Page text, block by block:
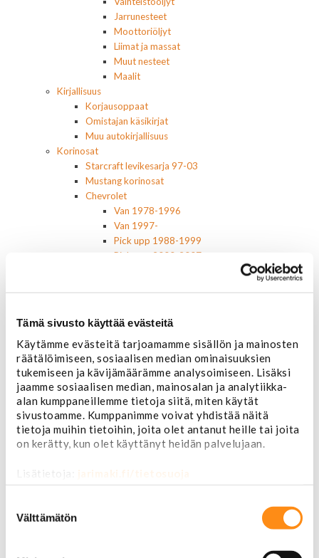
Tämä sivusto käyttää evästeitä
Käytämme evästeitä tarjoamamme sisällön ja mainosten
räätälöimiseen, sosiaalisen median ominaisuuksien
tukemiseen ja kävijämäärämme analysoimiseen. Lisäksi
jaamme sosiaalisen median, mainosalan ja analytiikka-
alan kumppaneillemme tietoja siitä, miten käytät
sivustoamme. Kumppanimme voivat yhdistää näitä
tietoja muihin tietoihin, joita olet antanut heille tai joita
on kerätty, kun olet käyttänyt heidän palvelujaan.
Lisätietoja: jarimaki.fi/tietosuoja
valinta
Välttämätön
Jarrunesteet
Moottoriöljyt
Liimat ja massat
Muut nesteet
Maalit
Kirjallisuus
Korjausoppaat
Omistajan käsikirjat
Muu autokirjallisuus
Korinosat
Starcraft levikesarja 97-03
Mustang korinosat
Chevrolet
Van 1978-1996
Van 1997-
Pick upp 1988-1999
Pick upp 2000-2007
Corvette
Chevrolet muut
Ford
Dodge
Chrysler
Pontiac
Buick
Jeep
Lasit, ikkunatarvikkeet